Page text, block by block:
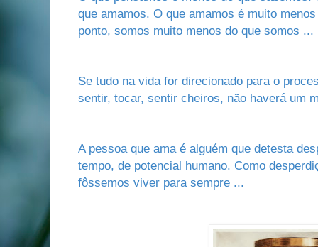
que amamos. O que amamos é muito
ponto, somos muito menos do que somos
Se tudo na vida for direcionado para o
sentir, tocar, sentir cheiros, não haverá um
A pessoa que ama é alguém que detesta
tempo, de potencial humano. Como
fôssemos viver para sempre ...